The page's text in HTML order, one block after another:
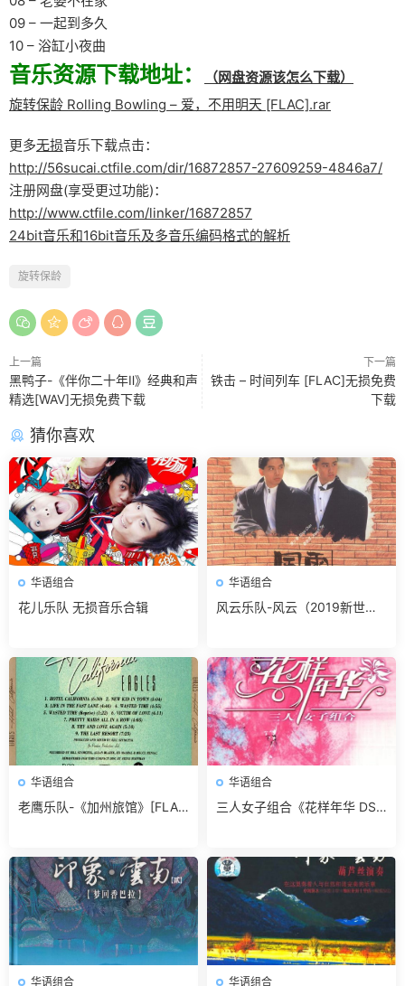
09 – 一起到多久
10 – 浴缸小夜曲
音乐资源下载地址：
（网盘资源该怎么下载）
旋转保龄 Rolling Bowling – 爱，不用明天 [FLAC].rar
更多无损音乐下载点击：
http://56sucai.ctfile.com/dir/16872857-27609259-4846a7/
注册网盘(享受更过功能)：
http://www.ctfile.com/linker/16872857
24bit音乐和16bit音乐及多音乐编码格式的解析
旋转保龄
上一篇
黑鸭子-《伴你二十年Ⅱ》经典和声
精选[WAV]无损免费下载
下一篇
铁击 – 时间列车 [FLAC]无损免费
下载
猜你喜欢
华语组合
花儿乐队 无损音乐合辑
华语组合
风云乐队-风云（2019新世纪
E】
华语组合
老鹰乐队-《加州旅馆》[FLAC
华语组合
三人女子组合《花样年华 DS
华语组合 华语组合